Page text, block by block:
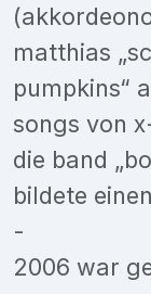
matthias
pumpkins“
songs von
die band
bildete
-
2006 war